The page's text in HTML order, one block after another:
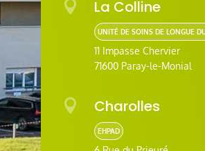
 La Colline
UNITÉ DE SOINS DE LONGUE
11 Impasse Chervier
71600 Paray-le-Monial
 Charolles
EHPAD